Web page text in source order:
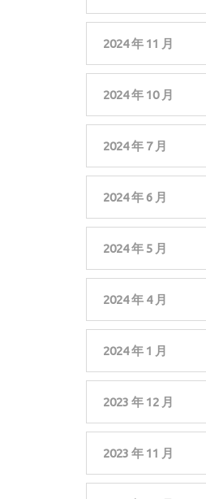
2024 年 11 月
2024 年 10 月
2024 年 7 月
2024 年 6 月
2024 年 5 月
2024 年 4 月
2024 年 1 月
2023 年 12 月
2023 年 11 月